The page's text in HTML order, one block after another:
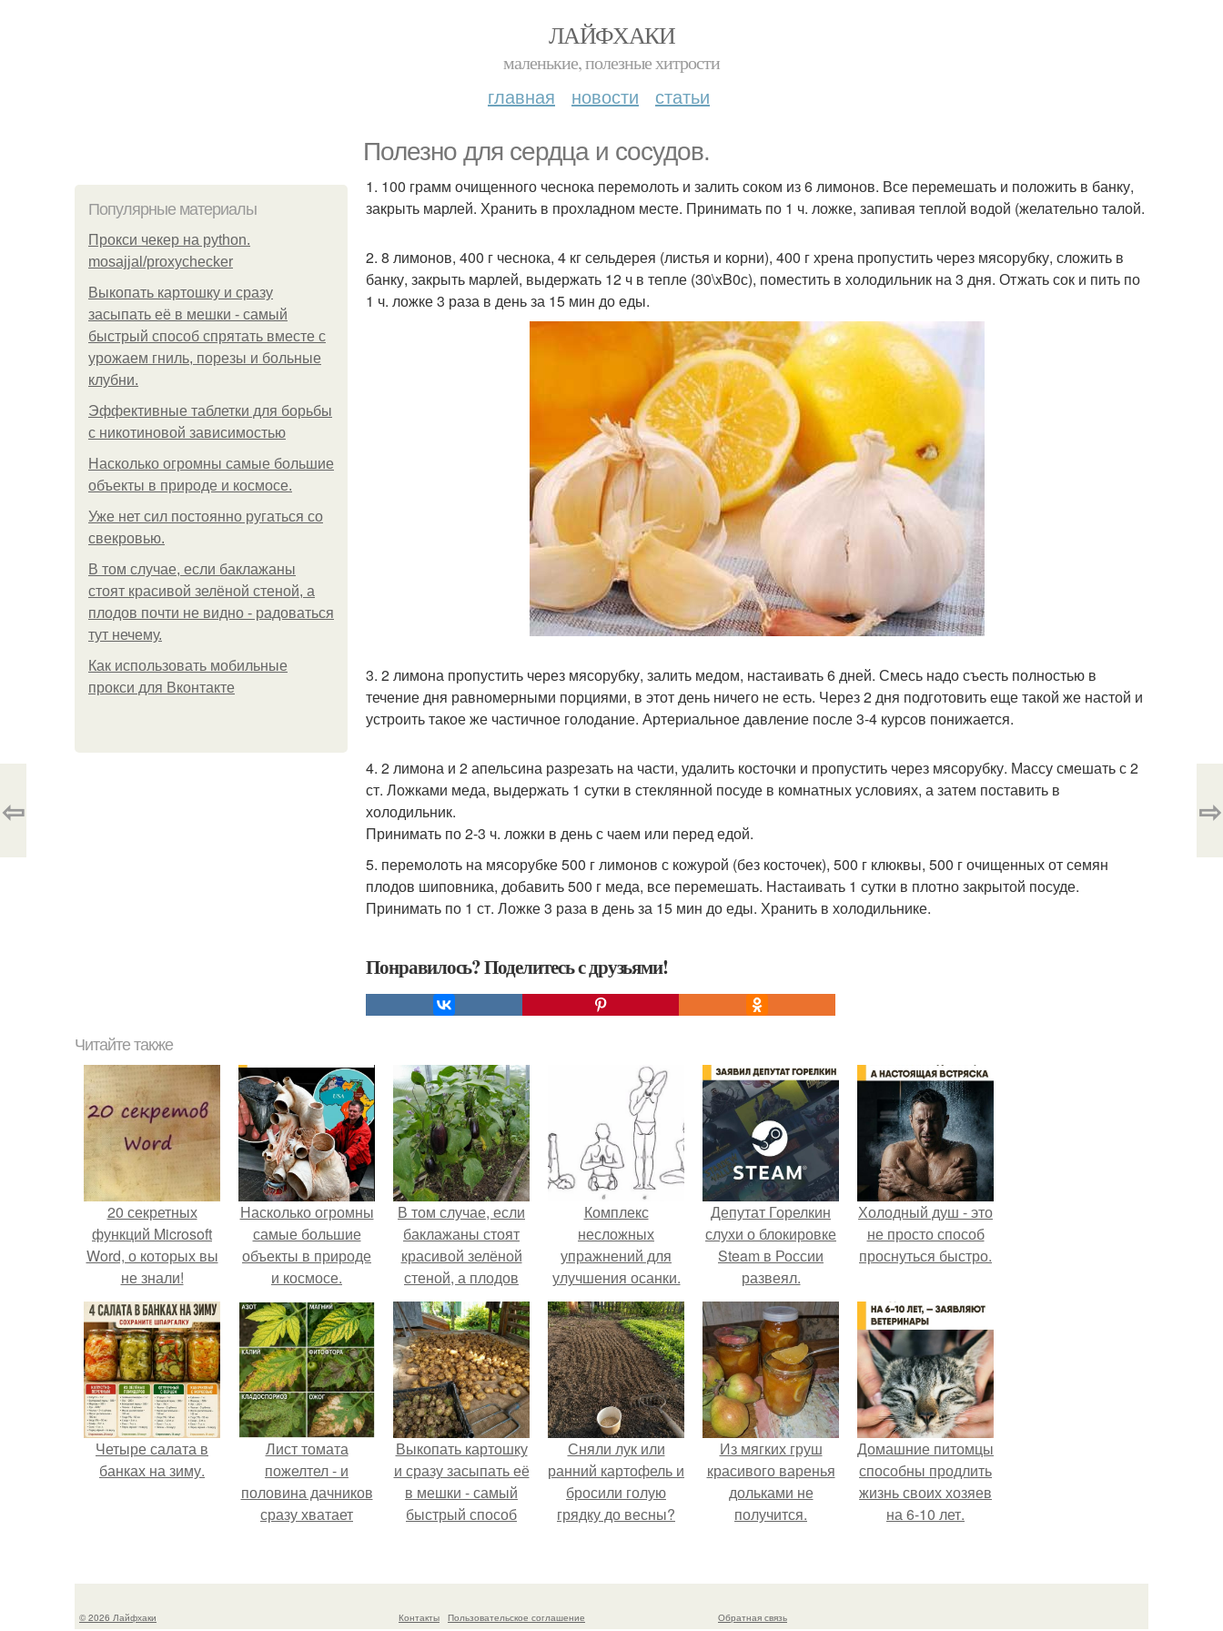
ЛАЙФХАКИ
маленькие, полезные хитрости
главная новости статьи
Полезно для сердца и сосудов.
Популярные материалы
Прокси чекер на python.
mosajjal/proxychecker
Выкопать картошку и сразу
засыпать её в мешки - самый
быстрый способ спрятать вместе с
урожаем гниль, порезы и больные
клубни.
Эффективные таблетки для борьбы
с никотиновой зависимостью
Насколько огромны самые большие
объекты в природе и космосе.
Уже нет сил постоянно ругаться со
свекровью.
В том случае, если баклажаны
стоят красивой зелёной стеной, а
плодов почти не видно - радоваться
тут нечему.
Как использовать мобильные
прокси для Вконтакте
1. 100 грамм очищенного чеснока перемолоть и залить соком из 6 лимонов. Все перемешать и положить в банку,
закрыть марлей. Хранить в прохладном месте. Принимать по 1 ч. ложке, запивая теплой водой (желательно талой.
2. 8 лимонов, 400 г чеснока, 4 кг сельдерея (листья и корни), 400 г хрена пропустить через мясорубку, сложить в
банку, закрыть марлей, выдержать 12 ч в тепле (30\xB0с), поместить в холодильник на 3 дня. Отжать сок и пить по
1 ч. ложке 3 раза в день за 15 мин до еды.
3. 2 лимона пропустить через мясорубку, залить медом, настаивать 6 дней. Смесь надо съесть полностью в
течение дня равномерными порциями, в этот день ничего не есть. Через 2 дня подготовить еще такой же настой и
устроить такое же частичное голодание. Артериальное давление после 3-4 курсов понижается.
4. 2 лимона и 2 апельсина разрезать на части, удалить косточки и пропустить через мясорубку. Массу смешать с 2
ст. Ложками меда, выдержать 1 сутки в стеклянной посуде в комнатных условиях, а затем поставить в
холодильник.
Принимать по 2-3 ч. ложки в день с чаем или перед едой.
5. перемолоть на мясорубке 500 г лимонов с кожурой (без косточек), 500 г клюквы, 500 г очищенных от семян
плодов шиповника, добавить 500 г меда, все перемешать. Настаивать 1 сутки в плотно закрытой посуде.
Принимать по 1 ст. Ложке 3 раза в день за 15 мин до еды. Хранить в холодильнике.
Понравилось? Поделитесь с друзьями!
⇦ ⇨
Читайте также
20 секретных
функций Microsoft
Word, о которых вы
не знали!
Насколько огромны
самые большие
объекты в природе
и космосе.
В том случае, если
баклажаны стоят
красивой зелёной
стеной, а плодов
почти не видно -
радоваться тут
нечему.
Комплекс
несложных
упражнений для
улучшения осанки.
Депутат Горелкин
слухи о блокировке
Steam в России
развеял.
Холодный душ - это
не просто способ
проснуться быстро.
Четыре салата в
банках на зиму.
Лист томата
пожелтел - и
половина дачников
сразу хватает
Выкопать картошку
и сразу засыпать её
в мешки - самый
быстрый способ
порезы и больные
Сняли лук или
ранний картофель и
бросили голую
грядку до весны?
Из мягких груш
красивого варенья
дольками не
получится.
Домашние питомцы
способны продлить
жизнь своих хозяев
на 6-10 лет.
© 2026 Лайфхаки Контакты Пользовательское соглашение Обратная связь